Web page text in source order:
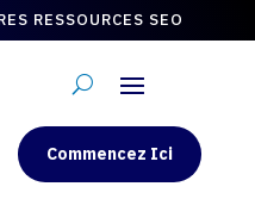
RESSOURCES SEO
Commencez Ici